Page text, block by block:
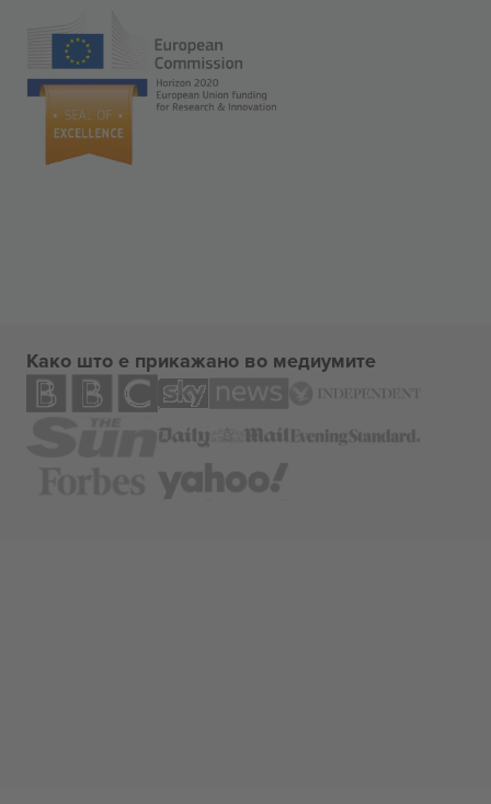
Како што е прикажано во медиумите